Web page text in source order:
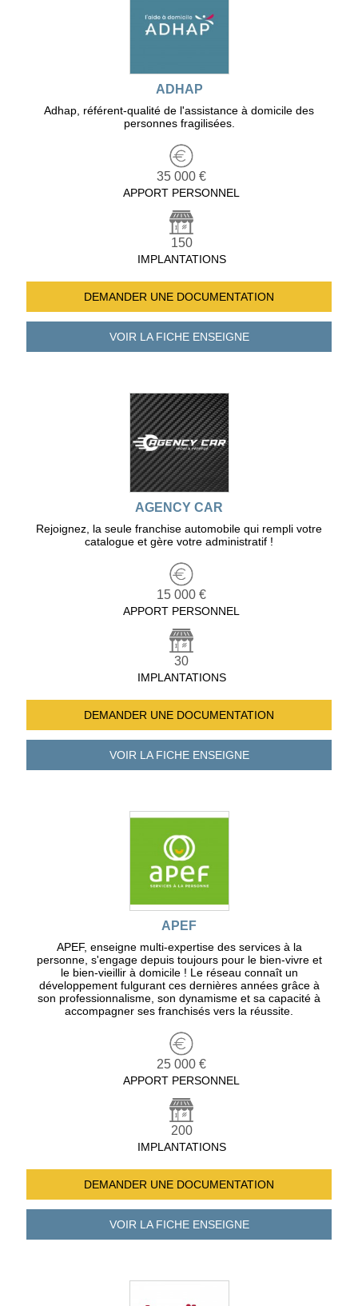
ADHAP
Adhap, référent-qualité de l'assistance à domicile des
personnes fragilisées.
35 000 €
APPORT PERSONNEL
150
IMPLANTATIONS
DEMANDER UNE DOCUMENTATION
VOIR LA FICHEENSEIGNE
AGENCY CAR
Rejoignez, la seule franchise automobile qui rempli votre
catalogue et gère votre administratif !
15 000 €
APPORT PERSONNEL
30
IMPLANTATIONS
DEMANDER UNE DOCUMENTATION
VOIR LA FICHEENSEIGNE
APEF
APEF, enseigne multi-expertise des services à la
personne, s'engage depuis toujours pour le bien-vivre et
le bien-vieillir à domicile ! Le réseau connaît un
développement fulgurant ces dernières années grâce à
son professionnalisme, son dynamisme et sa capacité à
accompagner ses franchisés vers la réussite.
25 000 €
APPORT PERSONNEL
200
IMPLANTATIONS
DEMANDER UNE DOCUMENTATION
VOIR LA FICHEENSEIGNE